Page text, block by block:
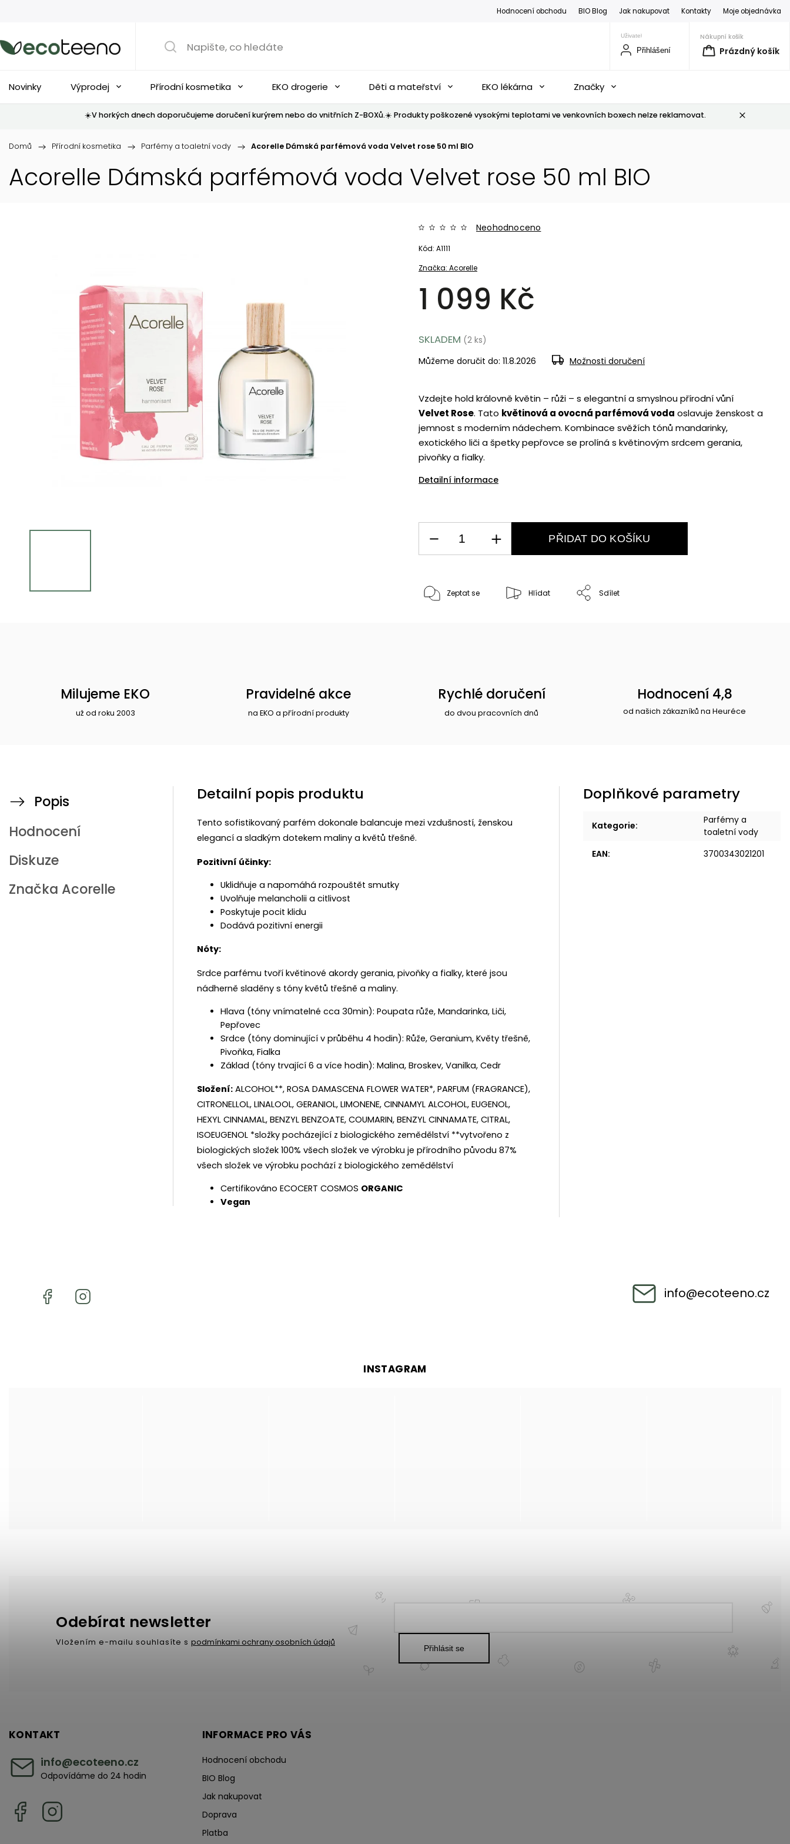
Hodnocení obchodu BIO Blog Jak nakupovat Kontakty Moje objednávka
Nákupní košík
Prázdný košík
Přihlášení
Novinky Výprodej Přírodní kosmetika EKO drogerie Děti a mateřství EKO lékárna Značky
☀️V horkých dnech doporučujeme doručení kurýrem nebo do vnitřních Z-BOXů.☀️ Produkty poškozené vysokými teplotami ve venkovních boxech nelze reklamovat.
Domů / Přírodní kosmetika / Parfémy a toaletní vody / Acorelle Dámská parfémová voda Velvet rose 50 ml BIO
Acorelle Dámská parfémová voda Velvet rose 50 ml BIO
Značka:Acorelle
Neohodnoceno
1 099 Kč
Kód: A1111
Vzdejte hold královně květin – růži – s elegantní a smyslnou přírodní vůní
Velvet Rose. Tato květinová a ovocná parfémová voda oslavuje ženskost a
jemnost s moderním nádechem. Kombinace svěžích tónů mandarinky,
exotického liči a špetky pepřovce se prolíná s květinovým srdcem gerania,
pivoňky a fialky.
Detailní informace
SKLADEM (2 ks)
Můžeme doručit do: 11.8.2026 Možnosti doručení
PŘIDAT DO KOŠÍKU
Zeptat se Hlídat Sdílet
Milujeme EKO
už od roku 2003
Pravidelné akce
na EKO a přírodní produkty
Rychlé doručení
do dvou pracovních dnů
Hodnocení 4,8
od našich zákazníků na Heuréce
Popis
Hodnocení
Diskuze
Značka Acorelle
Detailní popis produktu
Tento sofistikovaný parfém dokonale balancuje mezi vzdušností, ženskou
elegancí a sladkým dotekem maliny a květů třešně.
Pozitivní účinky:
Uklidňuje a napomáhá rozpouštět smutky
Uvolňuje melancholii a citlivost
Poskytuje pocit klidu
Dodává pozitivní energii
Nóty:
Srdce parfému tvoří květinové akordy gerania, pivoňky a fialky, které jsou
nádherně sladěny s tóny květů třešně a maliny.
Hlava (tóny vnímatelné cca 30min): Poupata růže, Mandarinka, Liči,
Pepřovec
Srdce (tóny dominující v průběhu 4 hodin): Růže, Geranium, Květy třešně,
Pivoňka, Fialka
Základ (tóny trvající 6 a více hodin): Malina, Broskev, Vanilka, Cedr
Složení: ALCOHOL**, ROSA DAMASCENA FLOWER WATER*, PARFUM (FRAGRANCE),
CITRONELLOL, LINALOOL, GERANIOL, LIMONENE, CINNAMYL ALCOHOL, EUGENOL,
HEXYL CINNAMAL, BENZYL BENZOATE, COUMARIN, BENZYL CINNAMATE, CITRAL,
ISOEUGENOL *složky pocházející z biologického zemědělství **vytvořeno z
biologických složek 100% všech složek ve výrobku je přírodního původu 87%
všech složek ve výrobku pochází z biologického zemědělství
Certifikováno ECOCERT COSMOS ORGANIC
Vegan
Doplňkové parametry
Kategorie:
Parfémy a
toaletní vody
EAN: 3700343021201
info@ecoteeno.cz
INSTAGRAM
KONTAKT
info@ecoteeno.cz
Odpovídáme do 24 hodin
Odebírat newsletter
Vložením e-mailu souhlasíte s podmínkami ochrany osobních údajů
Přihlásit se
INFORMACE PRO VÁS
Hodnocení obchodu
BIO Blog
Jak nakupovat
Doprava
Platba